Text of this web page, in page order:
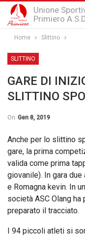
Unione
Primiero
Home Slittino
SLITTINO
GARE DI
SLITTINO
On Gen 8, 2019
Anche per lo slittino
gare, la prima
valida come prima
giovanile). In gara
e Romagna kevin. In
società ASC Olang
preparato il tracciato.
I 94 piccoli atleti si